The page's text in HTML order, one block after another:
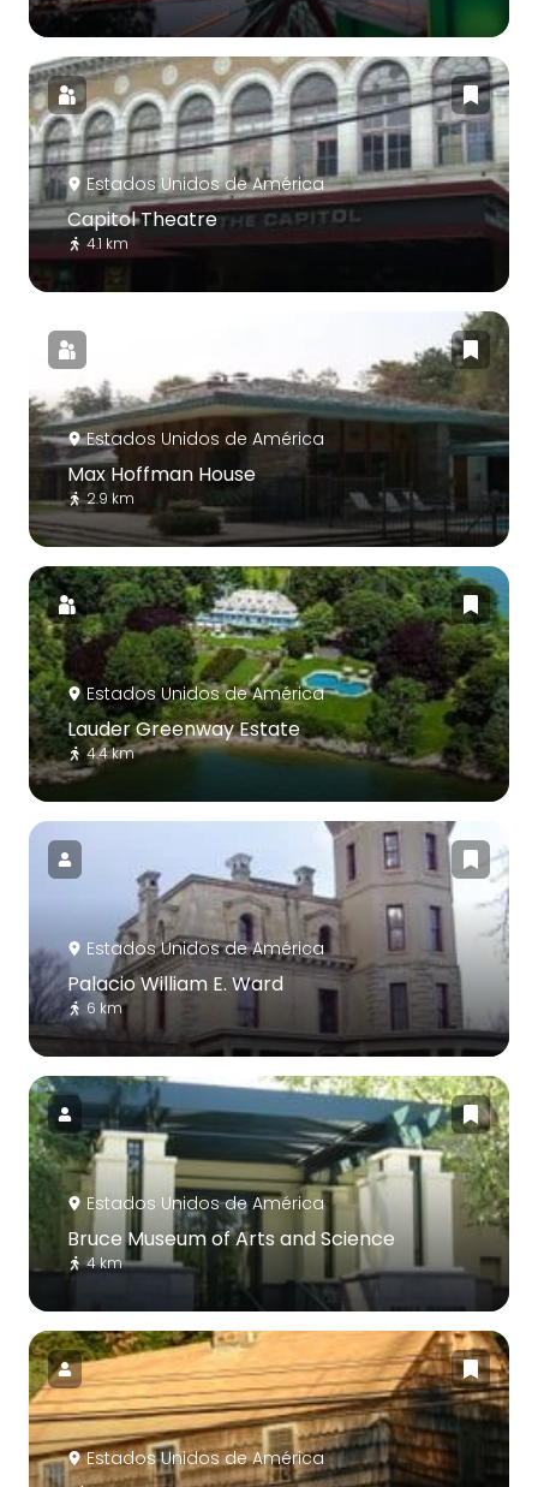
Estados Unidos de América
Capitol Theatre
4.1 km
Estados Unidos de América
Max Hoffman House
2.9 km
Estados Unidos de América
Lauder Greenway Estate
4.4 km
Estados Unidos de América
Palacio William E. Ward
6 km
Estados Unidos de América
Bruce Museum of Arts and Science
4 km
Estados Unidos de América